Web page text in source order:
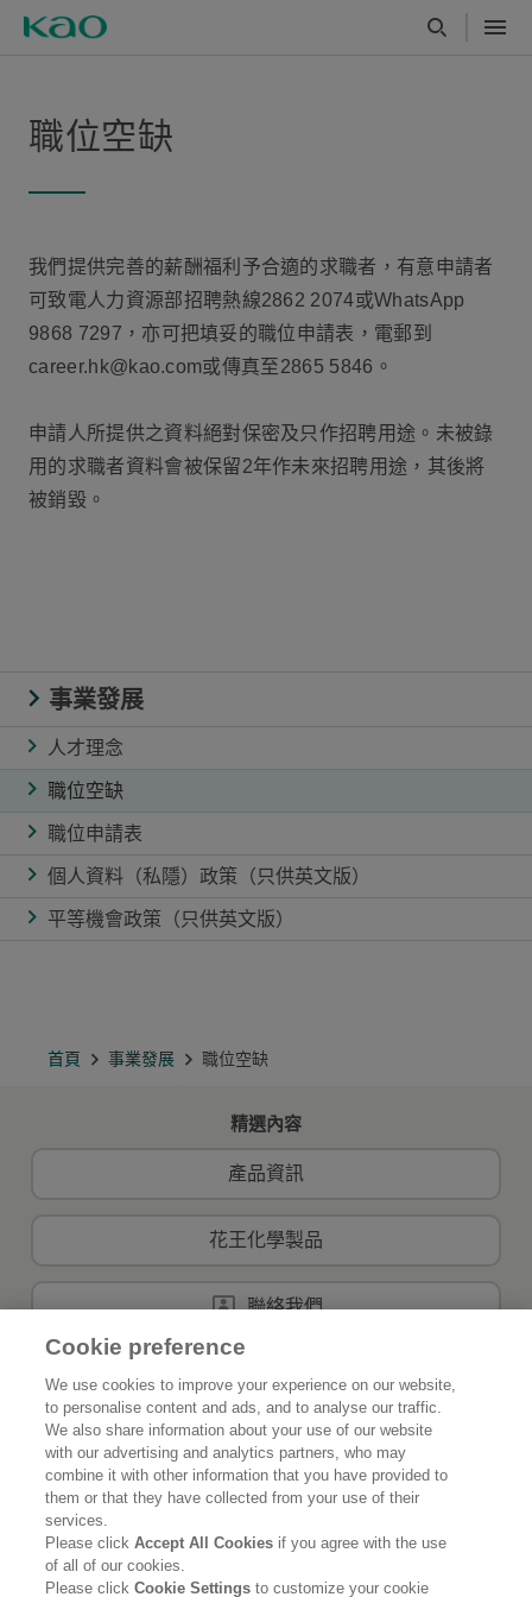
職位空缺
我們提供完善的薪酬福利予合適的求職者，有意申請者
可致電人力資源部招聘熱線2862 2074或WhatsApp
9868 7297，亦可把填妥的職位申請表，電郵到
career.hk@kao.com或傳真至2865 5846。
申請人所提供之資料絕對保密及只作招聘用途。未被錄
用的求職者資料會被保留2年作未來招聘用途，其後將
被銷毀。
事業發展
人才理念
職位空缺
職位申請表
個人資料（私隱）政策（只供英文版）
平等機會政策（只供英文版）
首頁 事業發展 職位空缺
精選內容
產品資訊
花王化學製品
聯絡我們
首頁 關於花王
可持續發展 創新
我們的品牌
事業發展
Cookie preference
We use cookies to improve your experience on our website,
to personalise content and ads, and to analyse our traffic.
We also share information about your use of our website
with our advertising and analytics partners, who may
combine it with other information that you have provided to
them or that they have collected from your use of their
services.
Please clickAccept All Cookies if you agree with the use
of all of our cookies.
Please clickCookie Settingsto customize your cookie